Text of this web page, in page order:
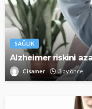
SAĞLIK
Alzheimer riskini
Cisamer 3 ay önce